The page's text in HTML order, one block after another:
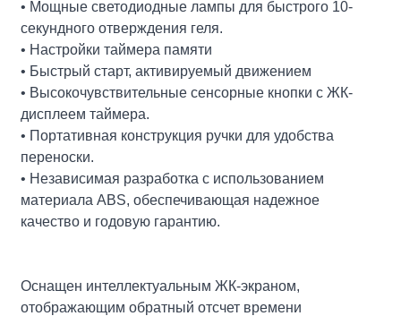
• Мощные светодиодные лампы для быстрого 10-
секундного отверждения геля.
• Настройки таймера памяти
• Быстрый старт, активируемый движением
• Высокочувствительные сенсорные кнопки с ЖК-
дисплеем таймера.
• Портативная конструкция ручки для удобства
переноски.
• Независимая разработка с использованием
материала ABS, обеспечивающая надежное
качество и годовую гарантию.
Оснащен интеллектуальным ЖК-экраном,
отображающим обратный отсчет времени